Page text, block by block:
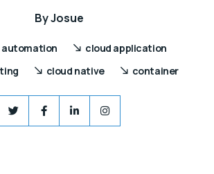
ByJosue
automation
cloud application
cloud native container